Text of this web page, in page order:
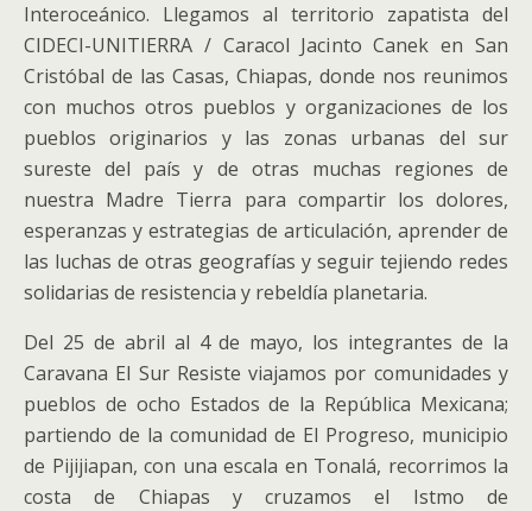
Interoceánico. Llegamos al territorio zapatista del
CIDECI-UNITIERRA / Caracol Jacinto Canek en San
Cristóbal de las Casas, Chiapas, donde nos reunimos
con muchos otros pueblos y organizaciones de los
pueblos originarios y las zonas urbanas del sur
sureste del país y de otras muchas regiones de
nuestra Madre Tierra para compartir los dolores,
esperanzas y estrategias de articulación, aprender de
las luchas de otras geografías y seguir tejiendo redes
solidarias de resistencia y rebeldía planetaria.
Del 25 de abril al 4 de mayo, los integrantes de la
Caravana El Sur Resiste viajamos por comunidades y
pueblos de ocho Estados de la República Mexicana;
partiendo de la comunidad de El Progreso, municipio
de Pijijiapan, con una escala en Tonalá, recorrimos la
costa de Chiapas y cruzamos el Istmo de